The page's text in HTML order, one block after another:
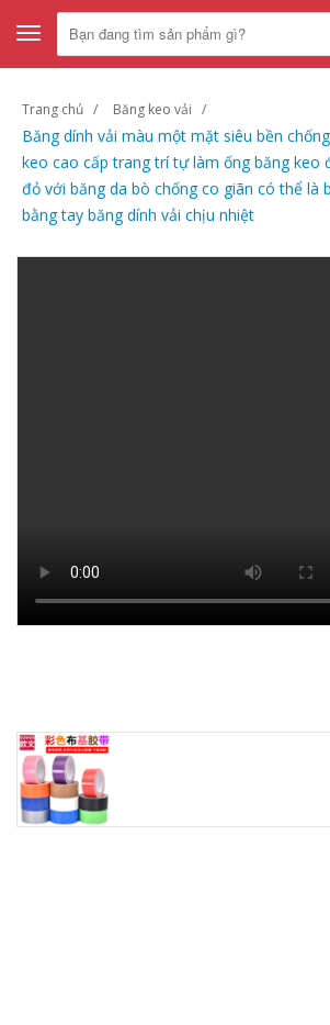
Toggle
navigation
Trang chủ Băng keo vải
Băng dính vải màu một mặt siêu bền
keo cao cấp trang trí tự làm ống băng keo
đỏ với băng da bò chống co giãn có thể là
bằng tay băng dính vải chịu nhiệt